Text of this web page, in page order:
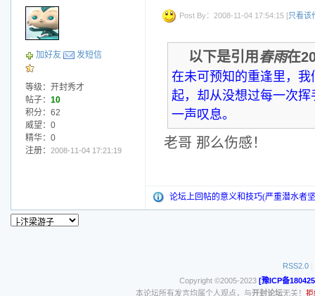
加好友 发短信
等级：开封秀才
帖子： 10
积分：62
威望：0
精华：0
注册： 2008-11-04 17:21:19
Post By：2008-11-04 17:54:15 [只看该
以下是引用春雨在
在未可预知的重逢里，
起，却从没想过每一次
一声叹息。
老哥 那么伤感！
论坛上回帖的意义和技巧(严重潜水者
RSS2.0 |
Copyright ©2005-2023 [豫ICP备
本论坛所有发言均属个人观点，与开封论坛无关！ 拒